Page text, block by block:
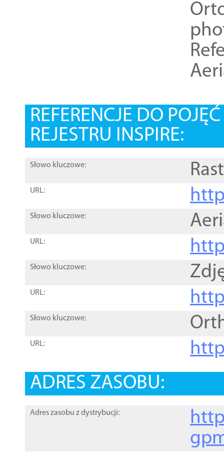
REFERENCJE DO
REJESTRU INSPIRE:
Słowo kluczowe:
URL:
Słowo kluczowe:
URL:
Słowo kluczowe:
URL:
Słowo kluczowe:
URL:
ADRES ZASOBU:
Adres zasobu z dystrybucji: